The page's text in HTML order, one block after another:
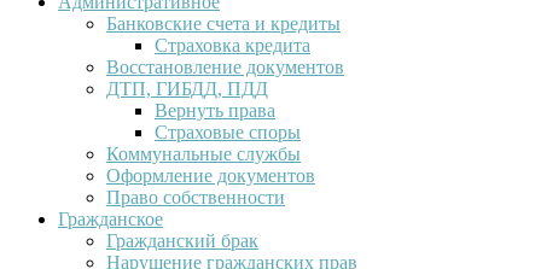
Банковские счета и кредиты
Страховка кредита
Восстановление документов
ДТП, ГИБДД, ПДД
Вернуть права
Страховые споры
Коммунальные службы
Оформление документов
Право собственности
Гражданское
Гражданский брак
Нарушение гражданских прав